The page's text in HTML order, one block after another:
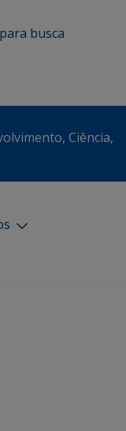
busca
Ciência,